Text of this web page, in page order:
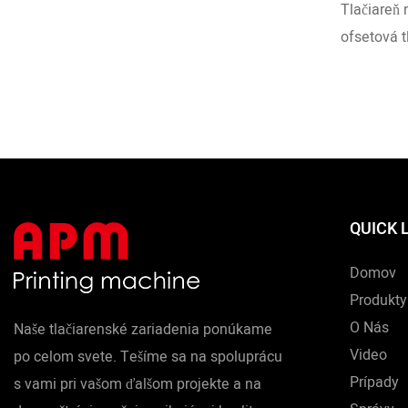
Tlačiareň
ofsetová
Naše tlačiarenské zariadenia ponúkame
po celom svete. Tešíme sa na spoluprácu
s vami pri vašom ďalšom projekte a na
QUICK
Domov
Produkty
O Nás
Video
Prípady